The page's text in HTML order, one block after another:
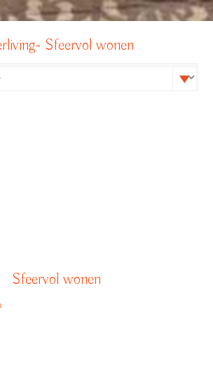
Sfeervol wonen
Sfeervol wonen